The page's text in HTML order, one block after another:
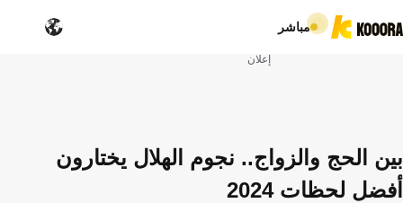
مباشر
إعلان
بين الحج والزواج.. نجوم الهلال يختارون
أفضل لحظات 2024